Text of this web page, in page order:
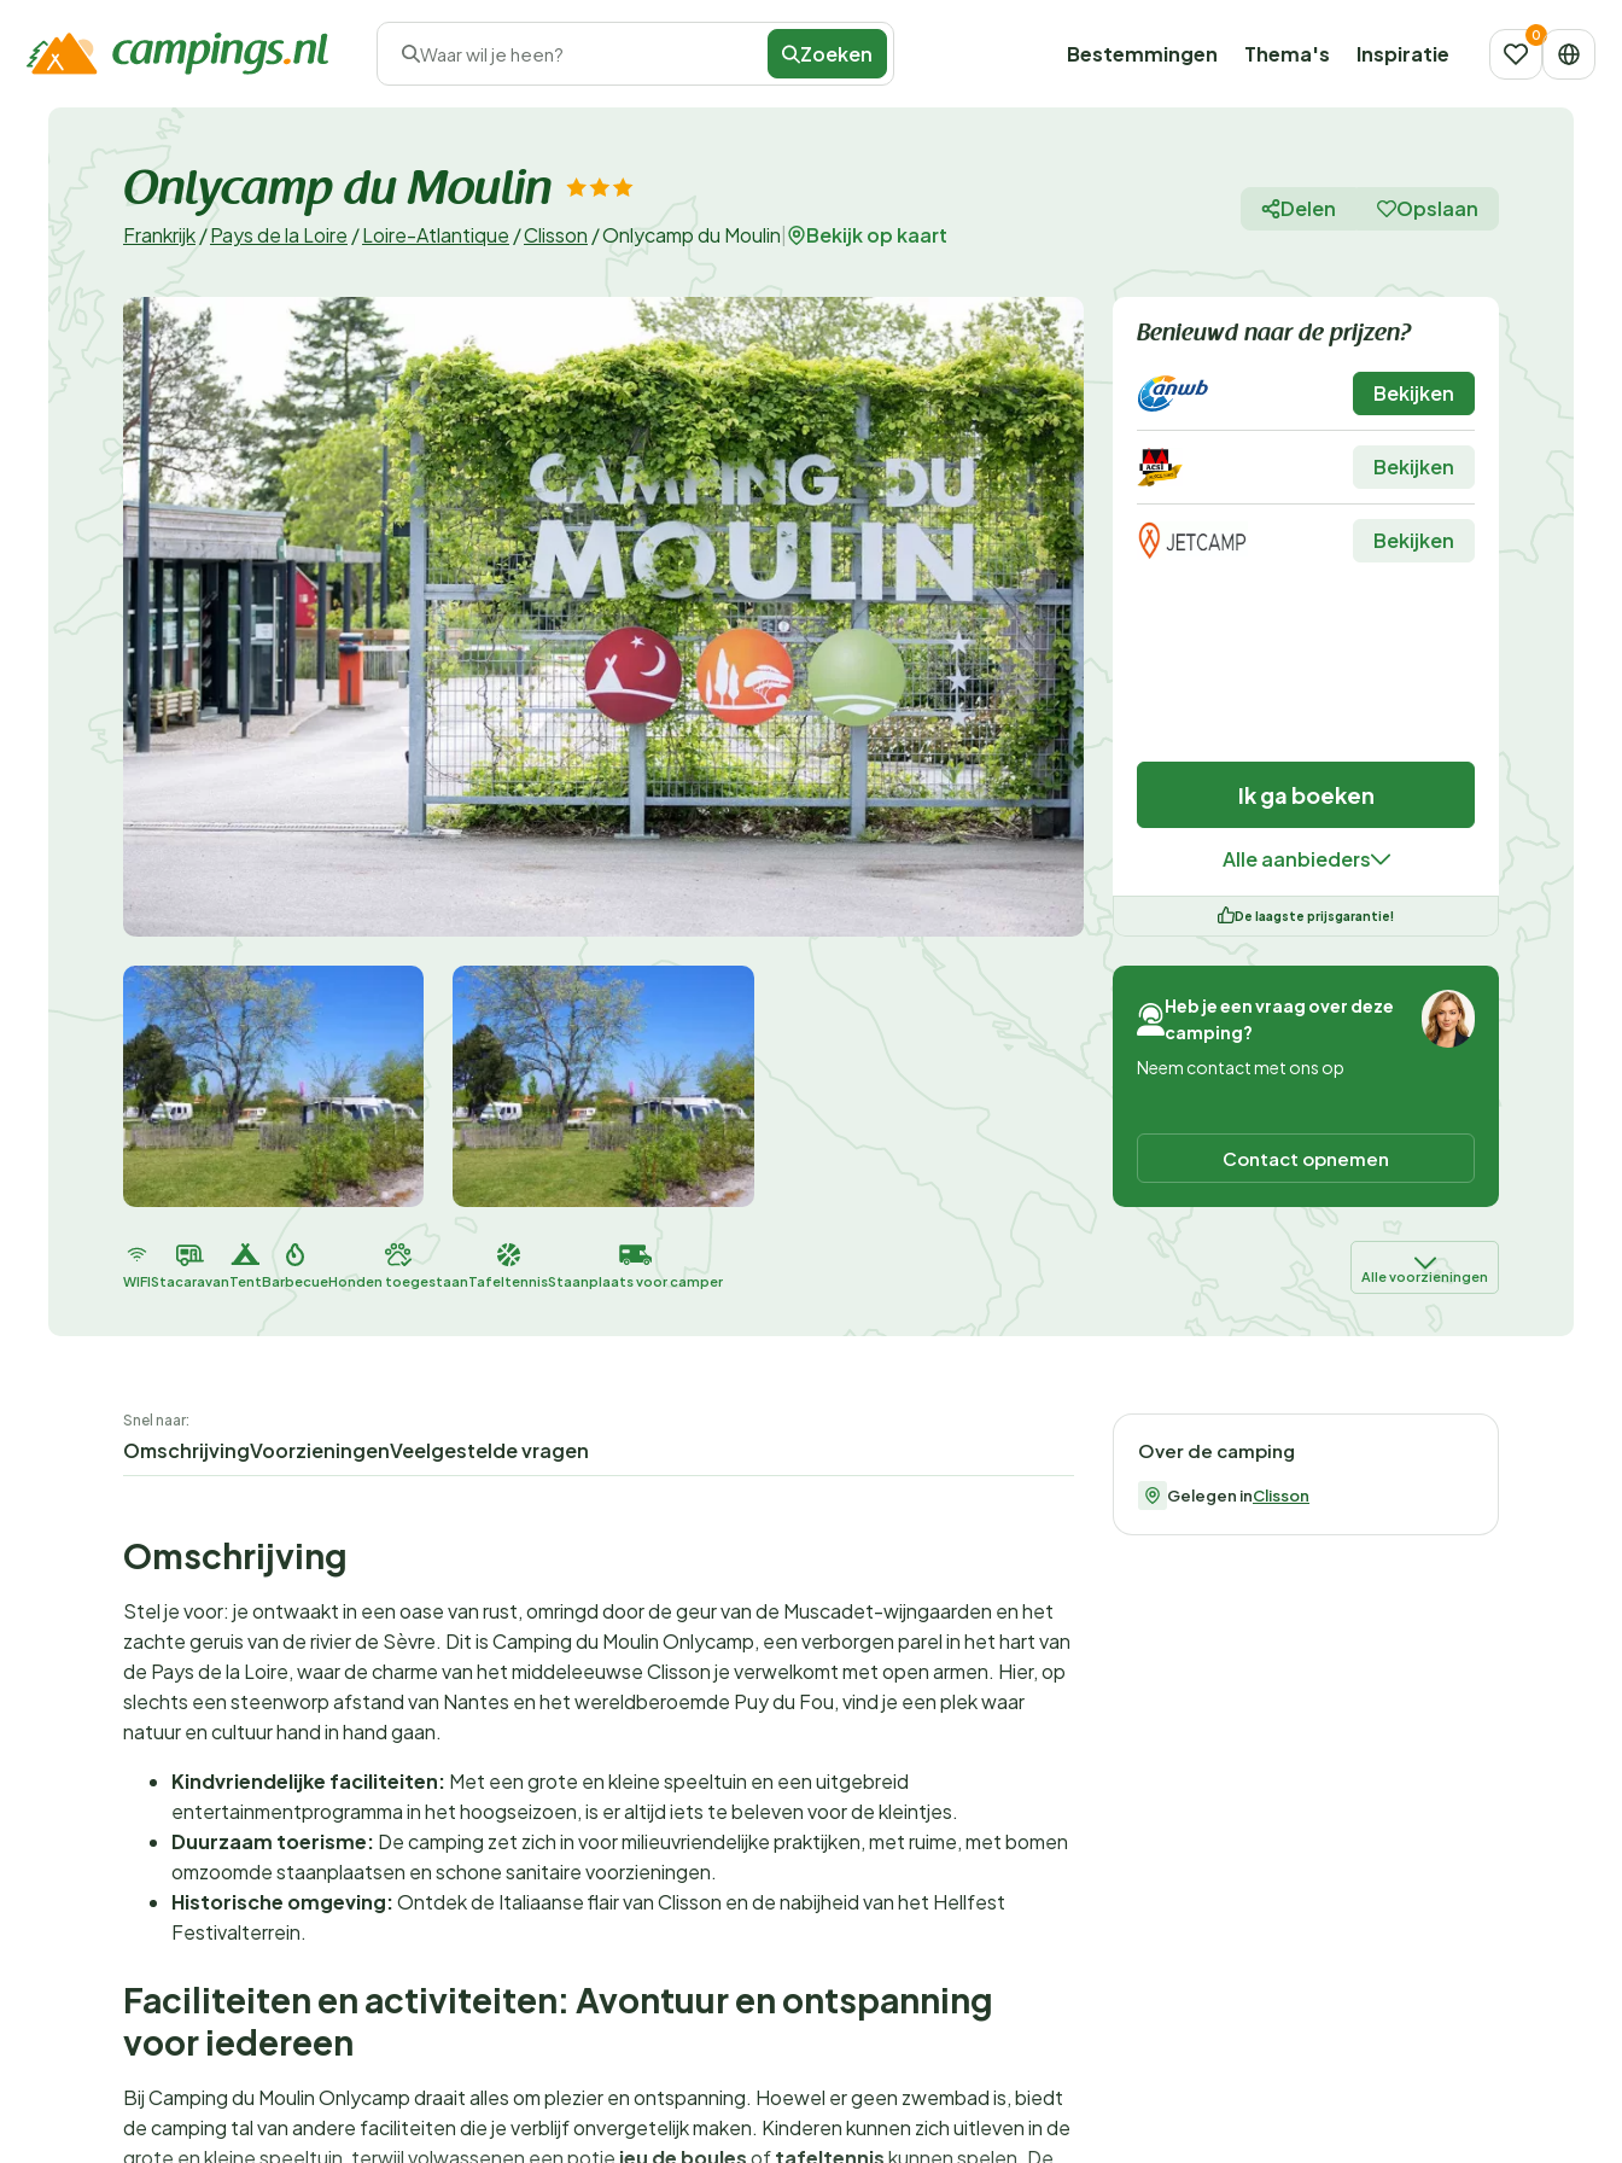
Waar wil je heen? Zoeken Bestemmingen Thema's Inspiratie
Onlycamp du Moulin
Frankrijk/Pays de la Loire /Loire-Atlantique /Clisson /Onlycamp du Moulin Bekijk op kaart
Delen Opslaan
Benieuwd naar de prijzen?
Bekijken
Bekijken
Bekijken
Ik ga boeken
Alle aanbieders
De laagste prijsgarantie!
Heb je een vraag over deze
camping?
Neem contact met ons op
Contact opnemen
WIFIStacaravanTentBarbecueHonden toegestaanTafeltennisStaanplaats voor camper Alle voorzieningen
Snel naar:
OmschrijvingVoorzieningenVeelgestelde vragen
Omschrijving
Stel je voor: je ontwaakt in een oase van rust, omringd door de geur van de Muscadet-wijngaarden en het
zachte geruis van de rivier de Sèvre. Dit is Camping du Moulin Onlycamp, een verborgen parel in het hart van
de Pays de la Loire, waar de charme van het middeleeuwse Clisson je verwelkomt met open armen. Hier, op
slechts een steenworp afstand van Nantes en het wereldberoemde Puy du Fou, vind je een plek waar
natuur en cultuur hand in hand gaan.
Kindvriendelijke faciliteiten: Met een grote en kleine speeltuin en een uitgebreid
entertainmentprogramma in het hoogseizoen, is er altijd iets te beleven voor de kleintjes.
Duurzaam toerisme: De camping zet zich in voor milieuvriendelijke praktijken, met ruime, met bomen
omzoomde staanplaatsen en schone sanitaire voorzieningen.
Historische omgeving:Ontdek de Italiaanse flair van Clisson en de nabijheid van het Hellfest
Festivalterrein.
Faciliteiten en activiteiten: Avontuur en ontspanning
voor iedereen
Bij Camping du Moulin Onlycamp draait alles om plezier en ontspanning. Hoewel er geen zwembad is, biedt
de camping tal van andere faciliteiten die je verblijf onvergetelijk maken. Kinderen kunnen zich uitleven in de
Over de camping
Gelegen inClisson